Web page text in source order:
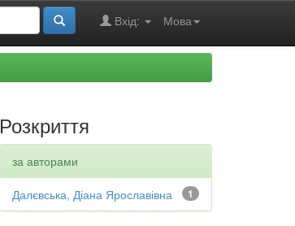
Мова
Вхід:
Розкриття
за авторами
1
Далєвська, Діана Ярославівна